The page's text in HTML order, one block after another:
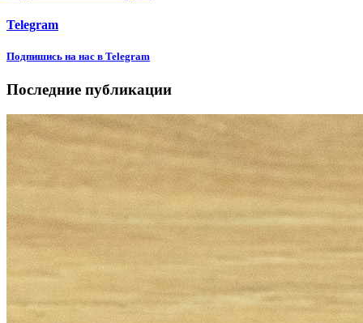
Telegram
Подпишиcь на нас в Telegram
Последние публикации